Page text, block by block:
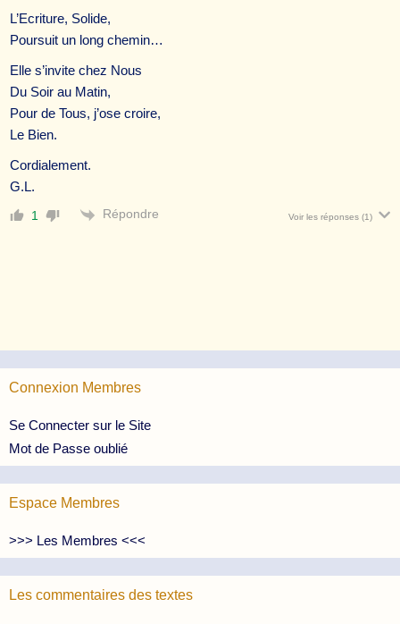
L’Ecriture, Solide,
Poursuit un long chemin…
Elle s’invite chez Nous
Du Soir au Matin,
Pour de Tous, j’ose croire,
Le Bien.
Cordialement.
G.L.
1 Répondre Voir les réponses (1)
Connexion Membres
Se Connecter sur le Site
Mot de Passe oublié
Espace Membres
>>> Les Membres <<<
Les commentaires des textes